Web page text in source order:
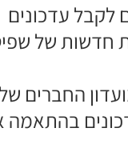
לקבל עדכונים
חדשות של
החברים
בהתאמה